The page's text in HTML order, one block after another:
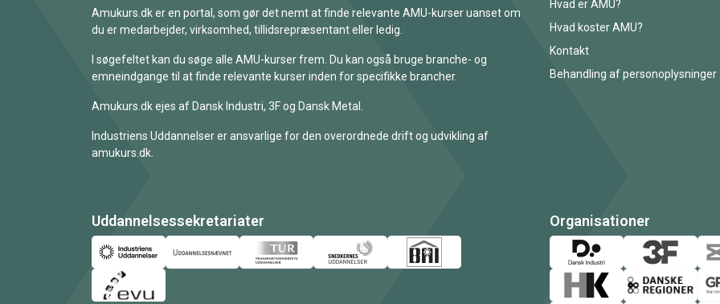
Amukurs.dk er en portal, som gør det nemt at finde relevante AMU-kurser uanset om
du er medarbejder, virksomhed, tillidsrepræsentant eller ledig.
I søgefeltet kan du søge alle AMU-kurser frem. Du kan også bruge branche- og
emneindgange til at finde relevante kurser inden for specifikke brancher.
Amukurs.dk ejes af Dansk Industri, 3F og Dansk Metal.
Industriens Uddannelser er ansvarlige for den overordnede drift og udvikling af
amukurs.dk.
Hvad er AMU?
Hvad koster AMU?
Kontakt
Behandling af personoplysninger
Uddannelsessekretariater Organisationer